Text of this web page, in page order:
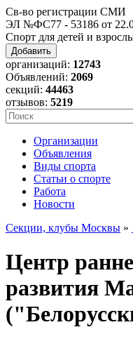
Св-во регистрации СМИ
ЭЛ №ФС77 - 53186 от
Спорт для детей и
Добавить
организаций: 12743
Объявлений: 2069
секций: 44463
отзывов: 5219
Организации
Объявления
Виды спорта
Статьи о спорте
Работа
Новости
Секции, клубы Москвы »
Центр
развития